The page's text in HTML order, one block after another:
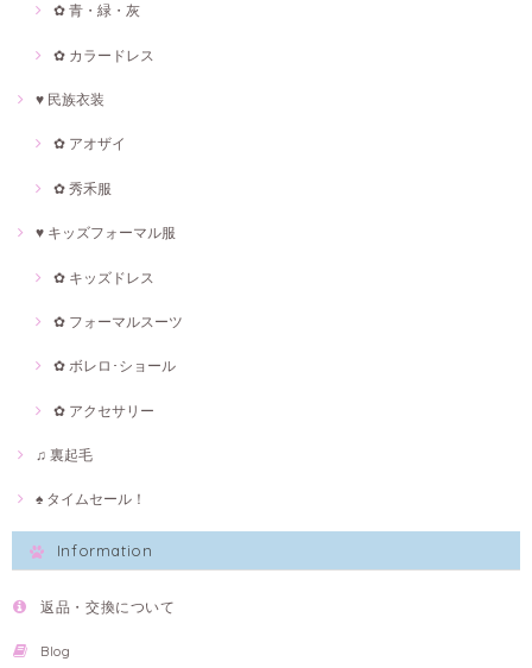
✿ 青・緑・灰
✿ カラードレス
♥ 民族衣装
✿ アオザイ
✿ 秀禾服
♥ キッズフォーマル服
✿ キッズドレス
✿ フォーマルスーツ
✿ ボレロ･ショール
✿ アクセサリー
♫ 裏起毛
♠ タイムセール！
Information
返品・交換について
Blog